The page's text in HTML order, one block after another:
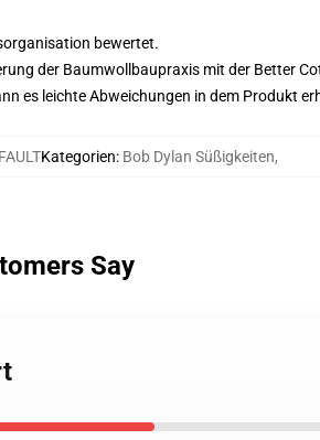
bewertet.
der Baumwollbaupraxis mit der Better
es leichte Abweichungen in dem Produkt
Kategorien: Bob Dylan Süßigkeiten,
Say